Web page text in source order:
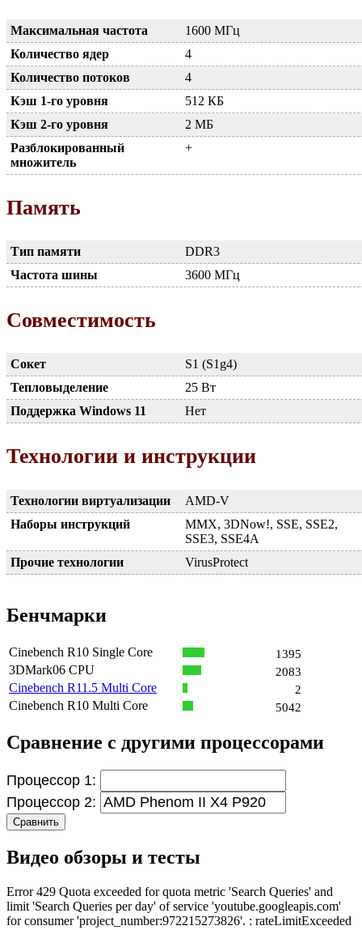
Максимальная частота
1600 МГц
Количество ядер
4
Количество потоков
4
Кэш 1-го уровня
512 КБ
Кэш 2-го уровня
2 МБ
Разблокированный
множитель
+
Память
Тип памяти
DDR3
Частота шины
3600 МГц
Совместимость
Сокет
S1 (S1g4)
Тепловыделение
25 Вт
Поддержка Windows 11
Нет
Технологии и инструкции
Технологии виртуализации
AMD-V
Наборы инструкций
MMX, 3DNow!, SSE, SSE2,
SSE3, SSE4A
Прочие технологии
VirusProtect
Бенчмарки
Cinebench R10 Single Core 1395
3DMark06 CPU 2083
Cinebench R11.5 Multi Core 2
Cinebench R10 Multi Core 5042
Сравнение с другими процессорами
Процессор 1:
Процессор 2:
Сравнить
Видео обзоры и тесты
Error 429 Quota exceeded for quota metric 'Search Queries' and
limit 'Search Queries per day' of service 'youtube.googleapis.com'
for consumer 'project_number:972215273826'. : rateLimitExceeded